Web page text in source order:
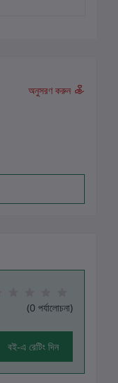
অনুসরণ করুন
(0 পর্যালোচনা)
বই-এ রেটিং দিন